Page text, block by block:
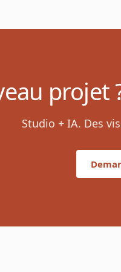
projet
Studio + IA. Des